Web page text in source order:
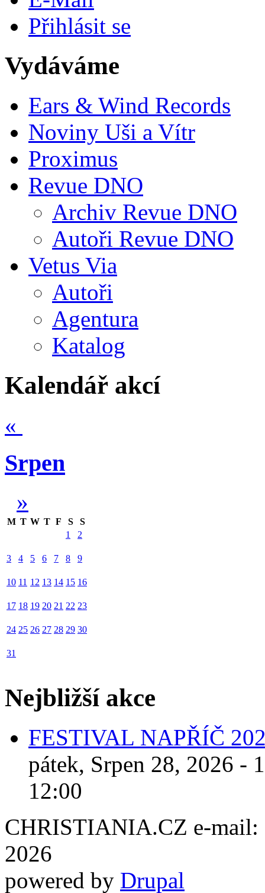
Přihlásit se
Vydáváme
Ears & Wind Records
Noviny Uši a Vítr
Proximus
Revue DNO
Archiv Revue DNO
Autoři Revue DNO
Vetus Via
Autoři
Agentura
Katalog
Kalendář akcí
«
Srpen
»
M T W T F S
S
1
2
3 4 5 6 7 8 9
10 11 12 13 14 15 16
17 18 19 20 21 22 23
24 25 26 27 28 29 30
31
Nejbližší akce
FESTIVAL NAPŘÍČ
pátek, Srpen 28, 2026 -
12:00
CHRISTIANIA.CZ e-mail:
2026
powered by Drupal